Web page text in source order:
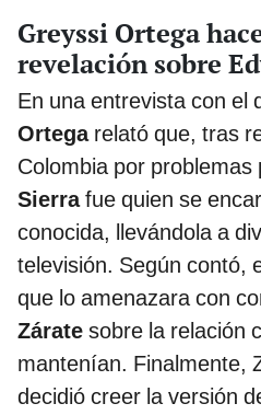
Greyssi Ortega
revelación sobre
En una entrevista con el
Ortegarelató que, tras
Colombia por problemas
Sierrafue quien se
conocida, llevándola a
televisión. Según contó,
que lo amenazara con
Zárate sobre la relación
mantenían. Finalmente,
decidió creer la versión